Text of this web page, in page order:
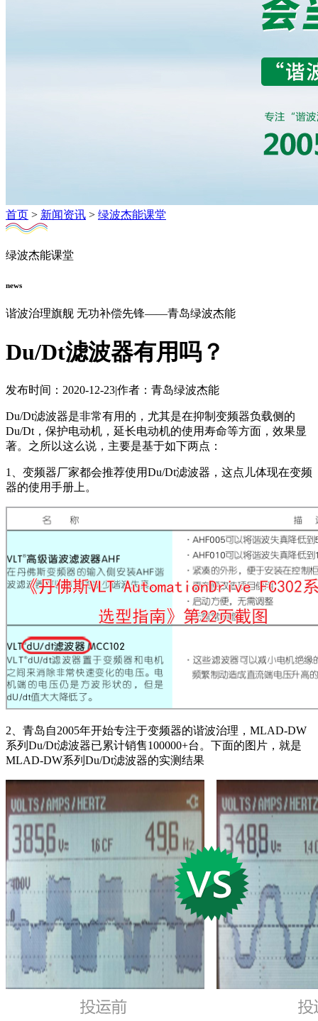
首页 > 新闻资讯 > 绿波杰能课堂
绿波杰能课堂
news
谐波治理旗舰 无功补偿先锋——青岛绿波杰能
Du/Dt滤波器有用吗？
发布时间：2020-12-23|作者：青岛绿波杰能
Du/Dt滤波器是非常有用的，尤其是在抑制变频器负载侧的
Du/Dt，保护电动机，延长电动机的使用寿命等方面，效果显
著。之所以这么说，主要是基于如下两点：
1、变频器厂家都会推荐使用Du/Dt滤波器，这点儿体现在变频
器的使用手册上。
2、青岛自2005年开始专注于变频器的谐波治理，MLAD-DW
系列Du/Dt滤波器已累计销售100000+台。下面的图片，就是
MLAD-DW系列Du/Dt滤波器的实测结果